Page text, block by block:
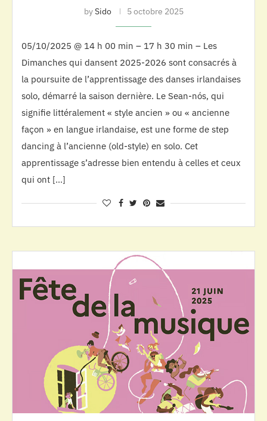
bySido 5 octobre 2025
05/10/2025 @ 14 h 00 min – 17 h 30 min – Les
Dimanches qui dansent 2025-2026 sont consacrés à
la poursuite de l’apprentissage des danses irlandaises
solo, démarré la saison dernière. Le Sean-nós, qui
signifie littéralement « style ancien » ou « ancienne
façon » en langue irlandaise, est une forme de step
dancing à l’ancienne (old-style) en solo. Cet
apprentissage s’adresse bien entendu à celles et ceux
qui ont […]